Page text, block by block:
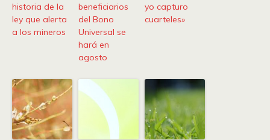
historia de la
ley que alerta
a los mineros
beneficiarios
del Bono
Universal se
hará en
agosto
yo capturo
cuarteles»